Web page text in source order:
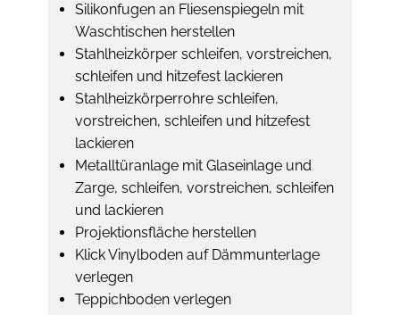
Silikonfugen an Fliesenspiegeln mit
Waschtischen herstellen
Stahlheizkörper schleifen, vorstreichen,
schleifen und hitzefest lackieren
Stahlheizkörperrohre schleifen,
vorstreichen, schleifen und hitzefest
lackieren
Metalltüranlage mit Glaseinlage und
Zarge, schleifen, vorstreichen, schleifen
und lackieren
Projektionsfläche herstellen
Klick Vinylboden auf Dämmunterlage
verlegen
Teppichboden verlegen